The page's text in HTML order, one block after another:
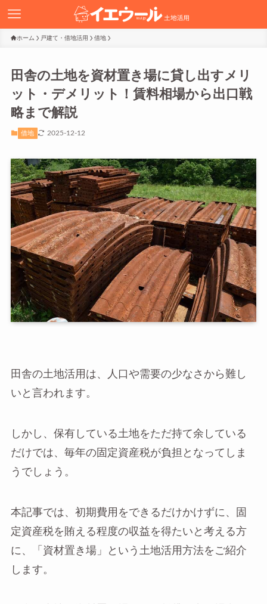
ホーム 戸建て・借地活用 借地
田舎の土地を資材置き場に貸し出すメリ
ット・デメリット！賃料相場から出口戦
略まで解説
借地 2025-12-12
田舎の土地活用は、人口や需要の少なさから難し
いと言われます。
しかし、保有している土地をただ持て余している
だけでは、毎年の固定資産税が負担となってしま
うでしょう。
本記事では、初期費用をできるだけかけずに、固
定資産税を賄える程度の収益を得たいと考える方
に、「資材置き場」という土地活用方法をご紹介
します。